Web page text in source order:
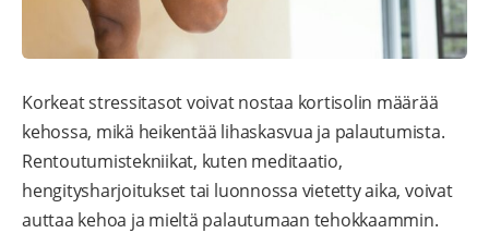
Korkeat stressitasot voivat nostaa kortisolin määrää
kehossa, mikä heikentää lihaskasvua ja palautumista.
Rentoutumistekniikat, kuten meditaatio,
hengitysharjoitukset tai luonnossa vietetty aika, voivat
auttaa kehoa ja mieltä palautumaan tehokkaammin.